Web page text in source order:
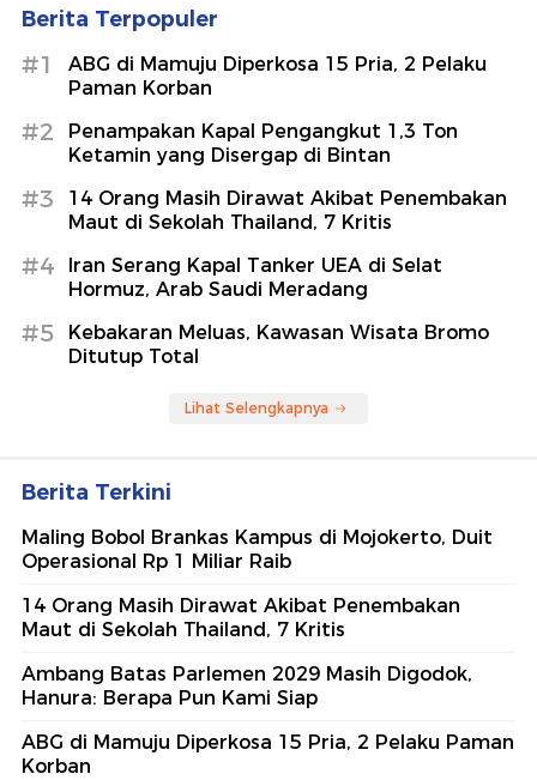
Berita Terpopuler
#1
ABG di Mamuju Diperkosa 15 Pria, 2 Pelaku
Paman Korban
#2
Penampakan Kapal Pengangkut 1,3 Ton
Ketamin yang Disergap di Bintan
#3
14 Orang Masih Dirawat Akibat Penembakan
Maut di Sekolah Thailand, 7 Kritis
#4
Iran Serang Kapal Tanker UEA di Selat
Hormuz, Arab Saudi Meradang
#5
Kebakaran Meluas, Kawasan Wisata Bromo
Ditutup Total
Lihat Selengkapnya
Berita Terkini
Maling Bobol Brankas Kampus di Mojokerto, Duit
Operasional Rp 1 Miliar Raib
14 Orang Masih Dirawat Akibat Penembakan
Maut di Sekolah Thailand, 7 Kritis
Ambang Batas Parlemen 2029 Masih Digodok,
Hanura: Berapa Pun Kami Siap
ABG di Mamuju Diperkosa 15 Pria, 2 Pelaku Paman
Korban